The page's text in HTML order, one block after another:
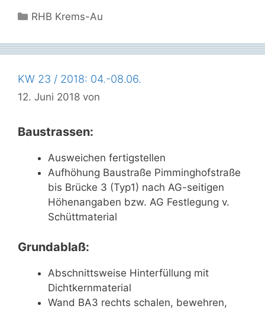
Kategorien
RHB Krems-Au
KW 23 / 2018: 04.-08.06.
12. Juni 2018 von
Baustrassen:
Ausweichen fertigstellen
Aufhöhung Baustraße Pimminghofstraße
bis Brücke 3 (Typ1) nach AG-seitigen
Höhenangaben bzw. AG Festlegung v.
Schüttmaterial
Grundablaß:
Abschnittsweise Hinterfüllung mit
Dichtkernmaterial
Wand BA3 rechts schalen, bewehren,